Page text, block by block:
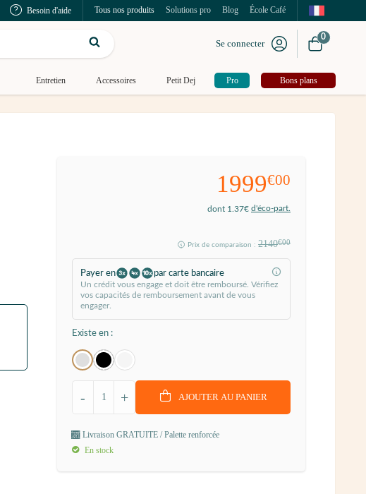
Besoin d'aide Tous nos produits Solutions pro Blog École Café
Se connecter
0
Entretien Accessoires Petit Dej Pro Bons plans
1999€00
dont 1.37€ d'éco-part.
Prix de comparaison : 2140€00
Payer en par carte bancaire
Un crédit vous engage et doit être remboursé. Vérifiez
vos capacités de remboursement avant de vous
engager.
Existe en :
+
- AJOUTER AU PANIER
Livraison GRATUITE / Palette renforcée
En stock